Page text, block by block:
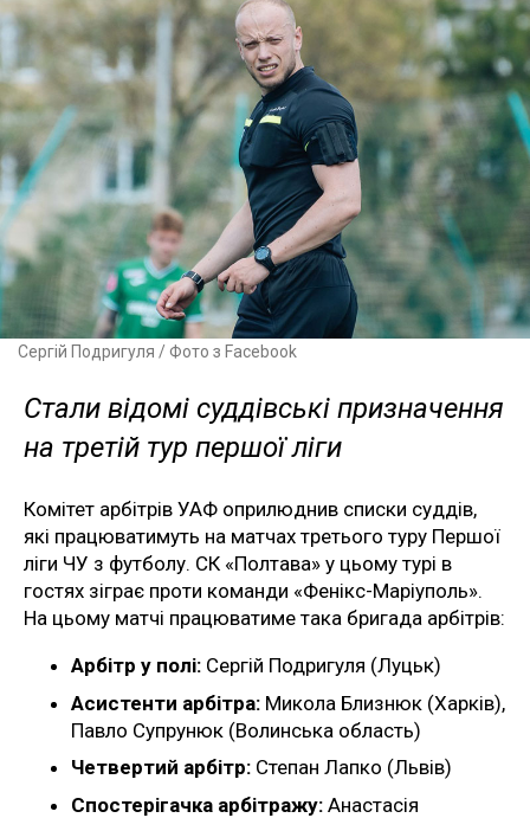
Сергій Подригуля / Фото з Facebook
Стали відомі суддівські призначення
на третій тур першої ліги
Комітет арбітрів УАФ оприлюднив списки суддів,
які працюватимуть на матчах третього туру Першої
ліги ЧУ з футболу. СК «Полтава» у цьому турі в
гостях зіграє проти команди «Фенікс-Маріуполь».
На цьому матчі працюватиме така бригада арбітрів:
Арбітр у полі: Сергій Подригуля (Луцьк)
Асистенти арбітра: Микола Близнюк (Харків),
Павло Супрунюк (Волинська область)
Четвертий арбітр: Степан Лапко (Львів)
Спостерігачка арбітражу: Анастасія